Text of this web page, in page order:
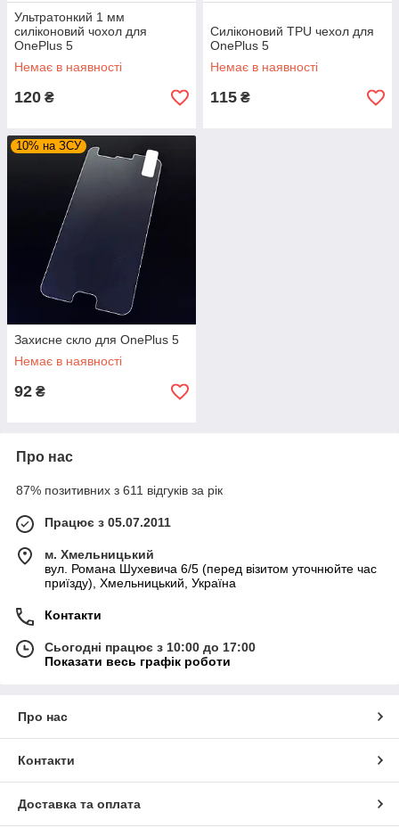
Ультратонкий 1 мм
силіконовий чохол для
OnePlus 5
Немає в наявності
120 ₴
Силіконовий TPU чехол для
OnePlus 5
Немає в наявності
115 ₴
10% на ЗСУ
Захисне скло для OnePlus 5
Немає в наявності
92 ₴
Про нас
87% позитивних з 611 відгуків за рік
Працює з 05.07.2011
м. Хмельницький
вул. Романа Шухевича 6/5 (перед візитом уточнюйте час
приїзду), Хмельницький, Україна
Контакти
Сьогодні працює з 10:00 до 17:00
Показати весь графік роботи
Про нас
Контакти
Доставка та оплата